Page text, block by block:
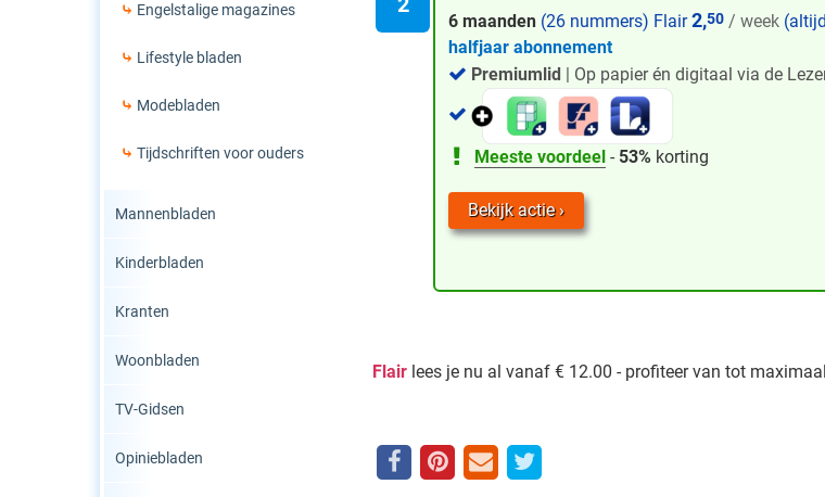
Engelstalige magazines
Lifestyle bladen
Modebladen
Tijdschriften voor ouders
Mannenbladen
Kinderbladen
Kranten
Woonbladen
TV-Gidsen
Opiniebladen
6 maanden (26 nummers) Flair2,50 / week
halfjaar abonnement
Premiumlid | Op papier én digitaal via de
Meeste voordeel - 53% korting
Bekijk actie
Flair lees je nu al vanaf € 12.00 - profiteer van tot